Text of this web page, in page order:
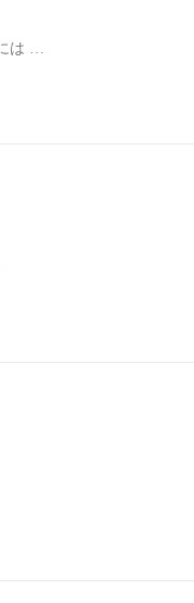
は …